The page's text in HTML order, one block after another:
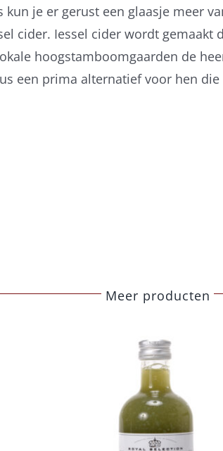
je er gerust een glaasje meer
cider. Iessel cider wordt
hoogstamboomgaarden de
een prima alternatief voor hen
Meer producten
Belberry
azijn
Azijn Fine food